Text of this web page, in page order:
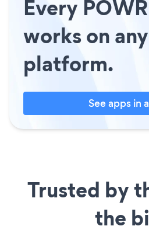
Every
works on any
platform.
See apps in
Trusted by
the